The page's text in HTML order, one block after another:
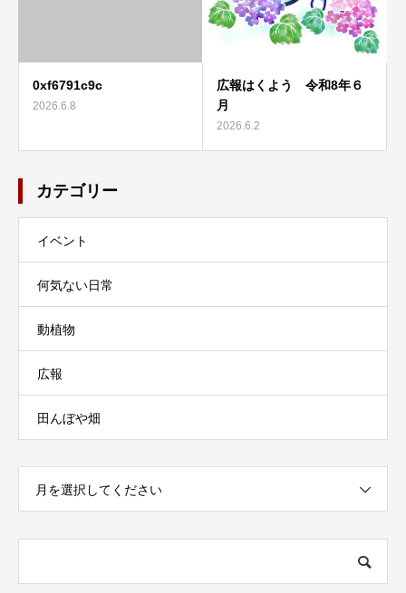
0xf6791c9c
2026.6.8
広報はくよう 令和8年６
月
2026.6.2
カテゴリー
イベント
何気ない日常
動植物
広報
田んぼや畑
月を選択してください